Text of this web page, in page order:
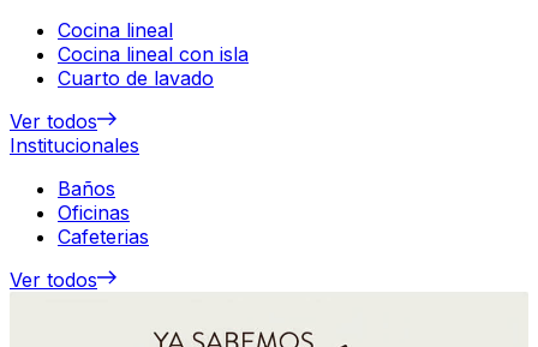
Cocina lineal
Cocina lineal con isla
Cuarto de lavado
Ver todos
Institucionales
Baños
Oficinas
Cafeterias
Ver todos